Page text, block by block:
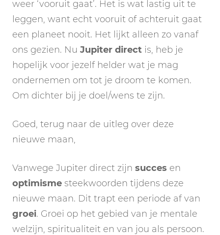
weer ‘vooruit gaat’. Het is wat lastig uit te
leggen, want echt vooruit of achteruit gaat
een planeet nooit. Het lijkt alleen zo vanaf
ons gezien. Nu Jupiter direct is, heb je
hopelijk voor jezelf helder wat je mag
ondernemen om tot je droom te komen.
Om dichter bij je doel/wens te zijn.
Goed, terug naar de uitleg over deze
nieuwe maan,
Vanwege Jupiter direct zijn succes en
optimisme steekwoorden tijdens deze
nieuwe maan. Dit trapt een periode af van
groei. Groei op het gebied van je mentale
welzijn, spiritualiteit en van jou als persoon.